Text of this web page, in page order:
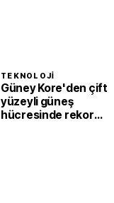
TEKNOLOJI
Güney Kore'den çift
yüzeyli güneş
hücresinde rekor